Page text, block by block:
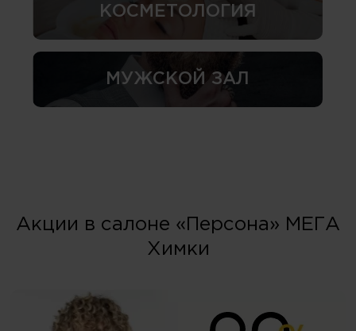
КОСМЕТОЛОГИЯ
МУЖСКОЙ ЗАЛ
Акции в салоне «Персона» МЕГА
Химки